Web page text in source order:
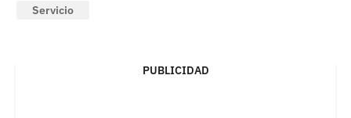
Servicio
PUBLICIDAD